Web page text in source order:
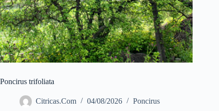
Poncirus trifoliata
Citricas.Com 04/08/2026 Poncirus